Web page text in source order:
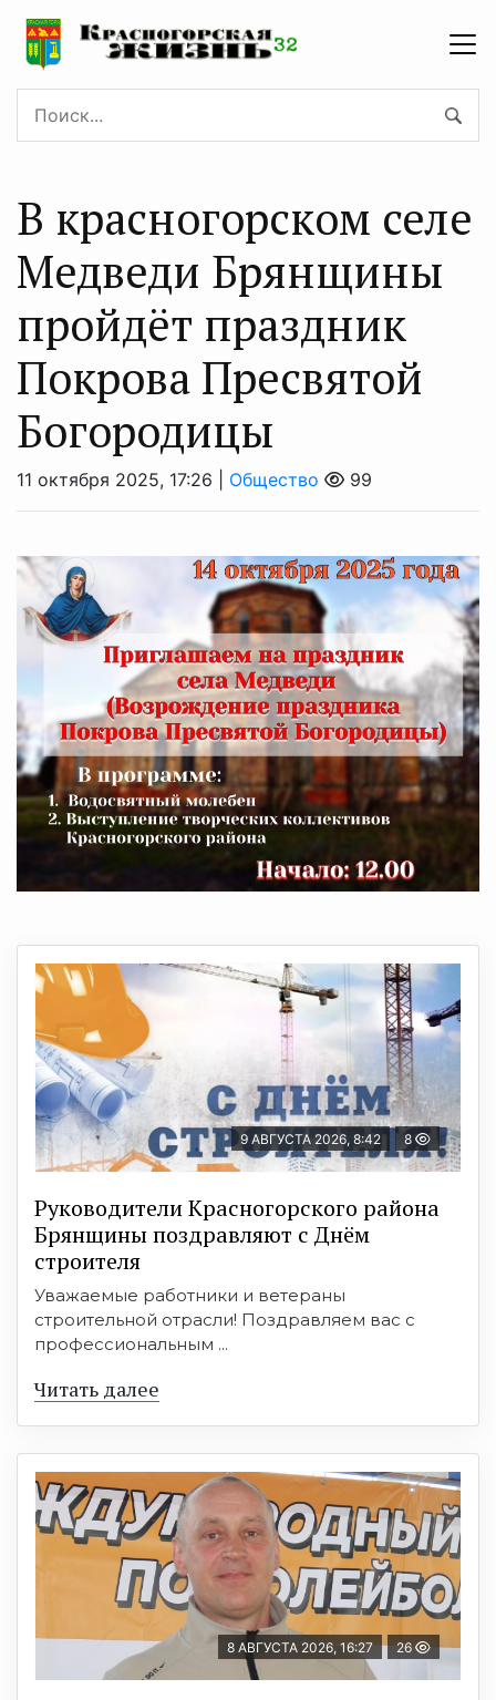
В красногорском селе
Медведи Брянщины
пройдёт праздник
Покрова Пресвятой
Богородицы
11 октября 2025, 17:26 | Общество 99
9 АВГУСТА 2026, 8:42 8
Руководители Красногорского района
Брянщины поздравляют с Днём
строителя
Уважаемые работники и ветераны
строительной отрасли! Поздравляем вас с
профессиональным ...
Читать далее
8 АВГУСТА 2026, 16:27 26